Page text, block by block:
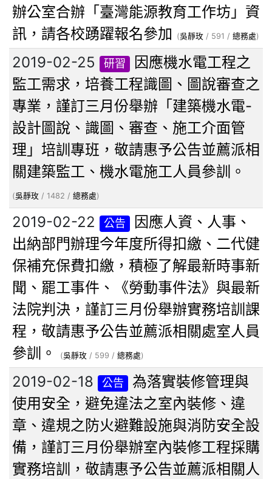
辦公室合辦「臺灣能源教育工作坊」資
訊，請各校踴躍報名參加
(吳靜玫 / 591 / 總務處)
2019-02-25 研習
因應機水電工程之
監工需求，培養工程識圖、圖說審查之
專業，謹訂三月份舉辦「建築機水電-
設計圖說、識圖、審查、施工介面管
理」培訓專班，敬請惠予公告並薦派相
關建築監工、機水電施工人員參訓。
(吳靜玫 / 1482 / 總務處)
2019-02-22 公告
因應人資、人事、
出納部門辦理今年度所得扣繳、二代健
保補充保費扣繳，積極了解最新時事新
聞、罷工事件、《勞動事件法》與最新
法院判決，謹訂三月份舉辦實務培訓課
程，敬請惠予公告並薦派相關處室人員
參訓。
(吳靜玫 / 599 / 總務處)
2019-02-18 公告
為落實裝修管理與
使用安全，避免違法之室內裝修、違
章、違規之防火避難設施與消防安全設
備，謹訂三月份舉辦室內裝修工程採購
實務培訓，敬請惠予公告並薦派相關人